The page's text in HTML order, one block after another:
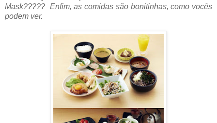
Mask????? Enfim, as comidas são bonitinhas, como vocês
podem ver.